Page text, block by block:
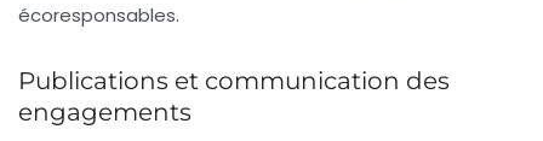
écoresponsables.
Publications et communication des
engagements